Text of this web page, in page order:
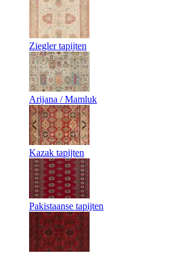
Ziegler tapijten
Arijana / Mamluk
Kazak tapijten
Pakistaanse tapijten